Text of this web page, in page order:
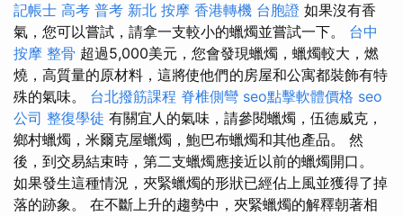
記帳士 高考 普考 新北 按摩 香港轉機 台胞證 如果沒有香
氣，您可以嘗試，請拿一支較小的蠟燭並嘗試一下。 台中
按摩 整骨 超過5,000美元，您會發現蠟燭，蠟燭較大，燃
燒，高質量的原材料，這將使他們的房屋和公寓都裝飾有特
殊的氣味。 台北撥筋課程 脊椎側彎 seo點擊軟體價格 seo
公司 整復學徒 有關宜人的氣味，請參閱蠟燭，伍德威克，
鄉村蠟燭，米爾克屋蠟燭，鮑巴布蠟燭和其他產品。 然
後，到交易結束時，第二支蠟燭應接近以前的蠟燭開口。
如果發生這種情況，夾緊蠟燭的形狀已經佔上風並獲得了掉
落的跡象。 在不斷上升的趨勢中，夾緊蠟燭的解釋朝著相